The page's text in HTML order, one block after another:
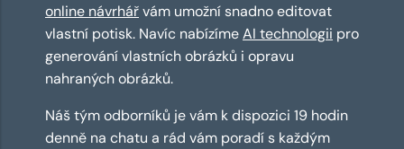
online návrhářvám umožní snadno editovat
vlastní potisk. Navíc nabízímeAI technologii pro
generování vlastních obrázků i opravu
nahraných obrázků.
Náš tým odborníků je vám k dispozici 19 hodin
denně na chatu a rád vám poradí s každým